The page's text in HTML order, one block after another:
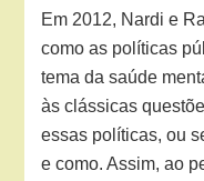
Em 2012, Nardi e
como as políticas
tema da saúde
às clássicas
essas políticas, ou
e como. Assim, ao